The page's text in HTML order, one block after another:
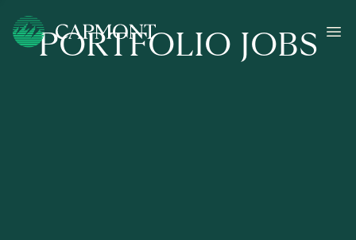
PORTFOLIO JOBS